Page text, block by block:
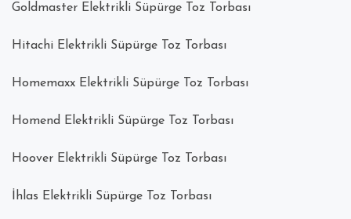
Goldmaster Elektrikli Süpürge Toz Torbası
Hitachi Elektrikli Süpürge Toz Torbası
Homemaxx Elektrikli Süpürge Toz Torbası
Homend Elektrikli Süpürge Toz Torbası
Hoover Elektrikli Süpürge Toz Torbası
İhlas Elektrikli Süpürge Toz Torbası